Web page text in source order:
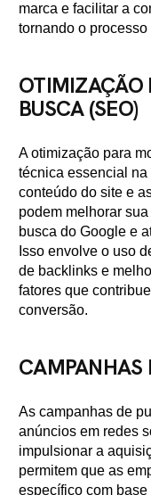
marca e facilitar a
tornando o
OTIMIZAÇÃO
BUSCA (SEO)
A otimização para
técnica essencial
conteúdo do site e
podem melhorar
busca do Google e
Isso envolve o uso
de backlinks e
fatores que
conversão.
CAMPANHAS
As campanhas de
anúncios em redes
impulsionar a
permitem que as
específico com